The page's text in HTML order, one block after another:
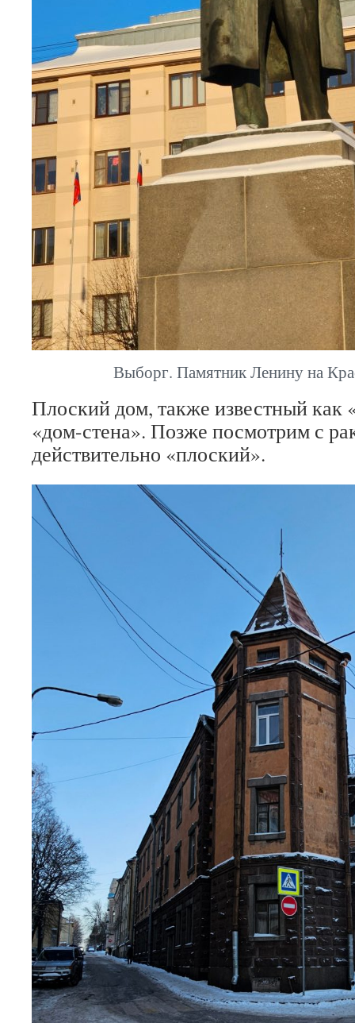
Выборг. Памятник Ленину на
Плоский дом, также известный как
«дом-стена». Позже посмотрим с
действительно «плоский».